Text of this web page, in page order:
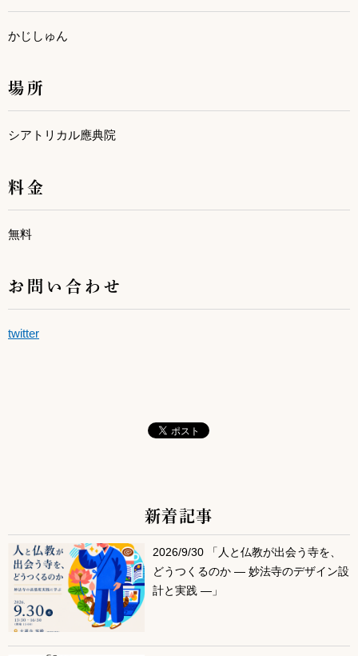
かじしゅん
場所
シアトリカル應典院
料金
無料
お問い合わせ
twitter
サブコンテンツ
新着記事
2026/9/30 「人と仏教が出会う寺を、
どうつくるのか ― 妙法寺のデザイン設
計と実践 ―」